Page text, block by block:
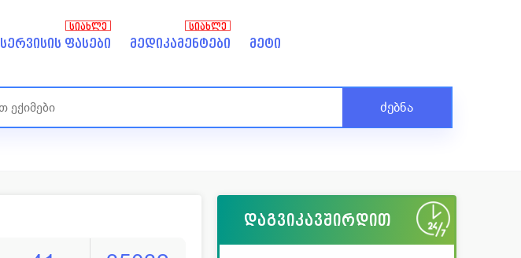
სერვისის ფასები
ᲡᲘᲐᲮᲚᲔ
მედიკამენტები
ᲡᲘᲐᲮᲚᲔ
მეტი
ძებნა
დაგვიკავშირდით